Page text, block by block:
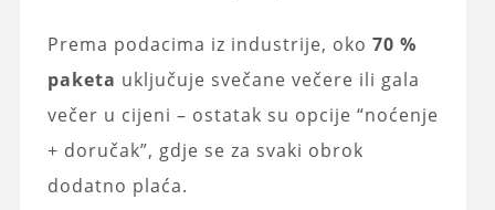
Prema podacima iz industrije, oko 70 %
paketa uključuje svečane večere ili gala
večer u cijeni – ostatak su opcije “noćenje
+ doručak”, gdje se za svaki obrok
dodatno plaća.